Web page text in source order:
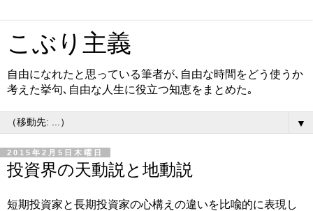
こぶり主義
自由になれたと思っている筆者が､自由な時間をどう使うか
考えた挙句､自由な人生に役立つ知恵をまとめた｡
▼
2015年2月5日木曜日
投資界の天動説と地動説
短期投資家と長期投資家の心構えの違いを比喩的に表現し